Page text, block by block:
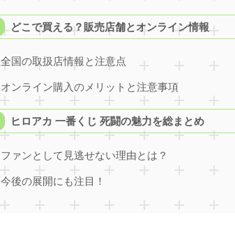
どこで買える？販売店舗とオンライン情報
全国の取扱店情報と注意点
オンライン購入のメリットと注意事項
ヒロアカ 一番くじ 死闘の魅力を総まとめ
ファンとして見逃せない理由とは？
今後の展開にも注目！